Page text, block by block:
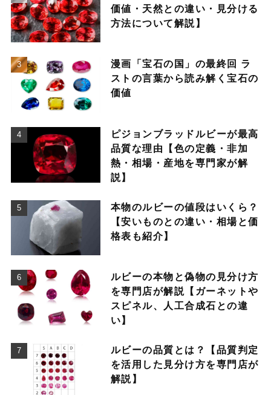
価値・天然との違い・見分ける
方法について解説】
漫画「宝石の国」の最終回 ラ
ストの言葉から読み解く宝石の
価値
ピジョンブラッドルビーが最高
品質な理由【色の定義・非加
熱・相場・産地を専門家が解
説】
本物のルビーの値段はいくら？
【安いものとの違い・相場と価
格表も紹介】
ルビーの本物と偽物の見分け方
を専門店が解説【ガーネットや
スピネル、人工合成石との違
い】
ルビーの品質とは？【品質判定
を活用した見分け方を専門店が
解説】